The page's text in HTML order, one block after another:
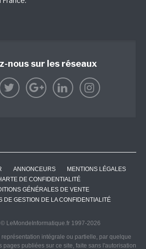
nous sur les réseaux
ANNONCEURS
MENTIONS LÉGALES
DE CONFIDENTIALITÉ
GÉNÉRALES DE VENTE
DE GESTION DE LA CONFIDENTIALITÉ
LeMondeInformatique.fr 1997-2026
intégrale ou partielle, par quelque
pages publiées sur ce site, faite sans l'autorisation